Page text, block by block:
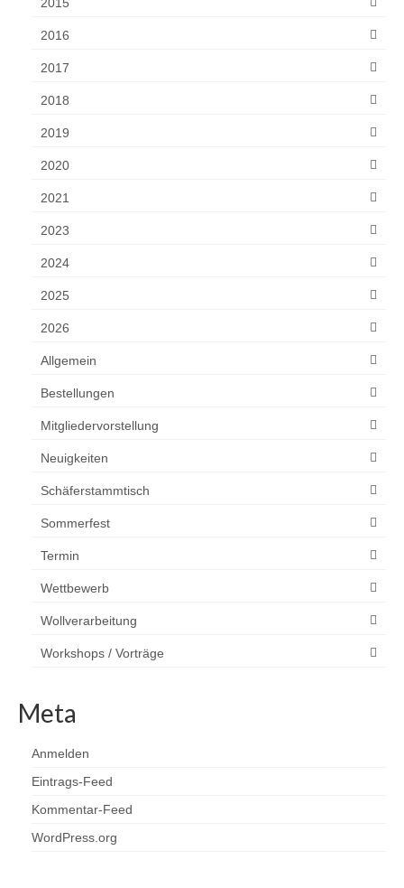
2016
2017
2018
2019
2020
2021
2023
2024
2025
2026
Allgemein
Bestellungen
Mitgliedervorstellung
Neuigkeiten
Schäferstammtisch
Sommerfest
Termin
Wettbewerb
Wollverarbeitung
Workshops / Vorträge
Meta
Anmelden
Eintrags-Feed
Kommentar-Feed
WordPress.org